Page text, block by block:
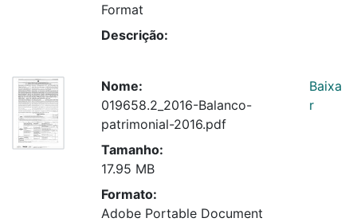
Format
Descrição:
Nome:
019658.2_2016-Balanco-
patrimonial-2016.pdf
Tamanho:
17.95 MB
Formato:
Adobe Portable Document
Baixa
r